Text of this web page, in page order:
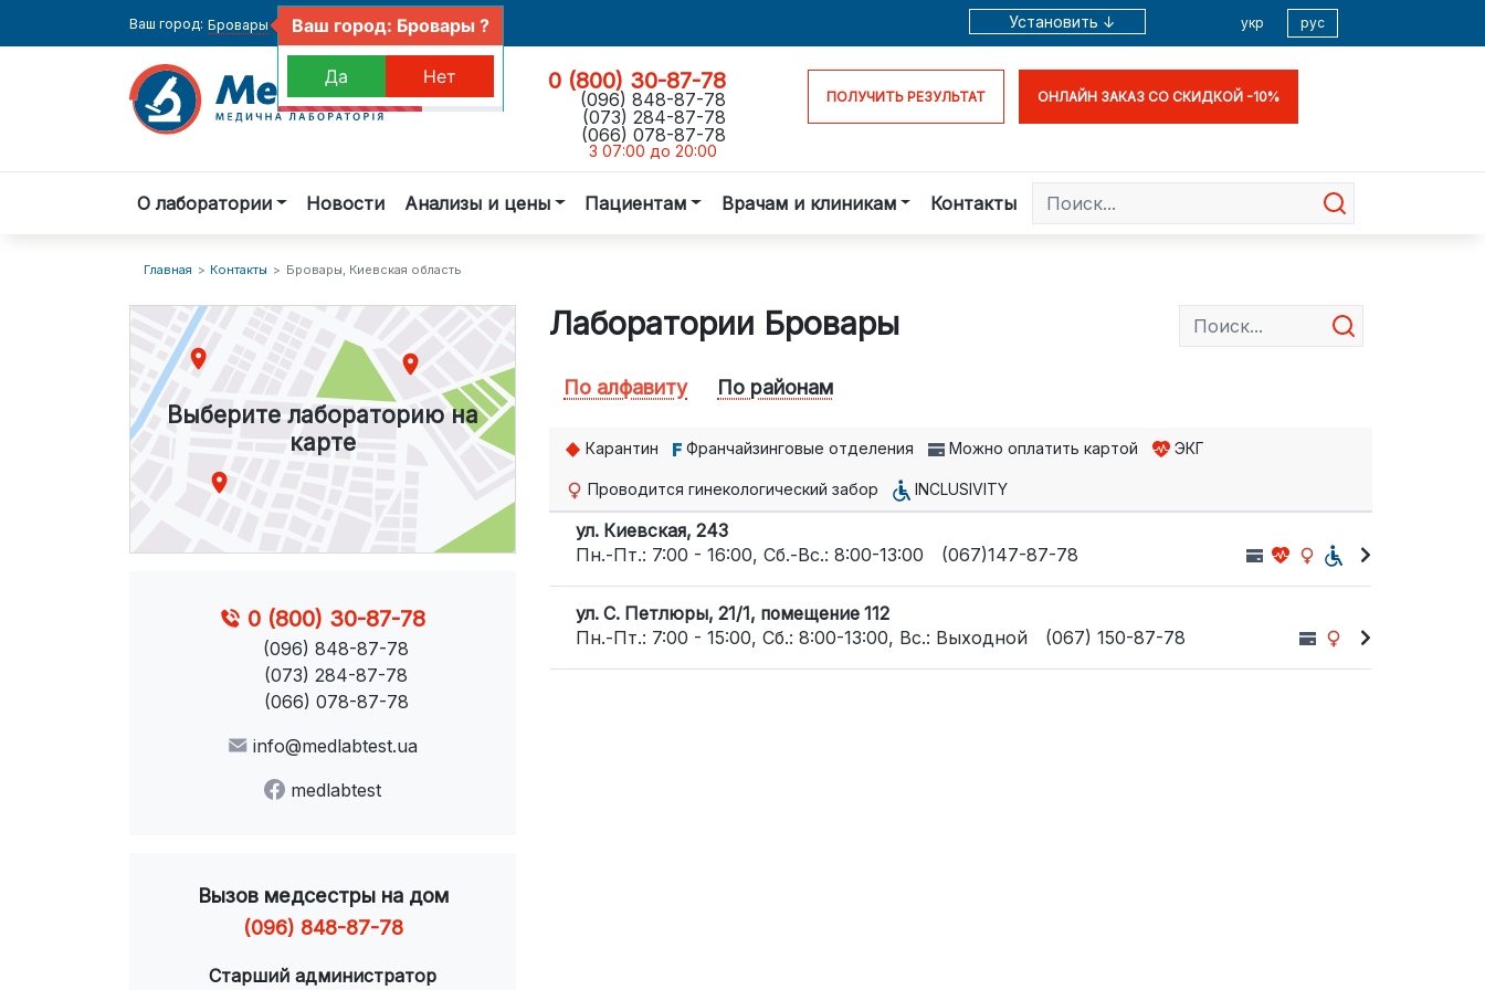
Ваш город: Бровары Установить ↓ укр рус
0 (800) 30-87-78
(096) 848-87-78
(073) 284-87-78
(066) 078-87-78
З 07:00 до 20:00
ПОЛУЧИТЬ РЕЗУЛЬТАТ ОНЛАЙН ЗАКАЗ СО СКИДКОЙ -10%
О лаборатории Новости Анализы и цены Пациентам Врачам и клиникам Контакты
Главная Контакты Бровары, Киевская область
Выберите лабораторию на
карте
0 (800) 30-87-78
(096) 848-87-78
(073) 284-87-78
(066) 078-87-78
info@medlabtest.ua
medlabtest
Вызов медсестры на дом
(096) 848-87-78
Старший администратор
Лаборатории Бровары
По алфавиту По районам
Карантин Франчайзинговые отделения Можно оплатить картой ЭКГ
Проводится гинекологический забор INCLUSIVITY
ул. Киевская, 243
Пн.-Пт.: 7:00 - 16:00, Сб.-Вс.: 8:00-13:00 (067)147-87-78
ул. С. Петлюры, 21/1, помещение 112
Пн.-Пт.: 7:00 - 15:00, Сб.: 8:00-13:00, Вс.: Выходной (067) 150-87-78
Ваш город: Бровары ?
Да Нет